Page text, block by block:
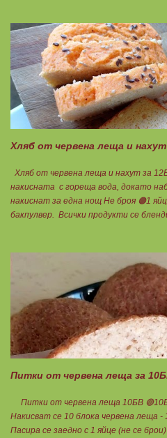
филтрация при качествените
и по този начин се избягват
вода, подуване на стомаха, диария
Хляб от червена леща и
Хляб от червена леща и нахут за
накисната с гореща вода, докато
накиснат за една нощ Не броя 🟠1
бакпулвер. Всички продукти се
Питки от червена леща за
Питки от червена леща 10БВ
Накисват се 10 блока червена леща -
Пасира се заедно с 1 яйце (не се